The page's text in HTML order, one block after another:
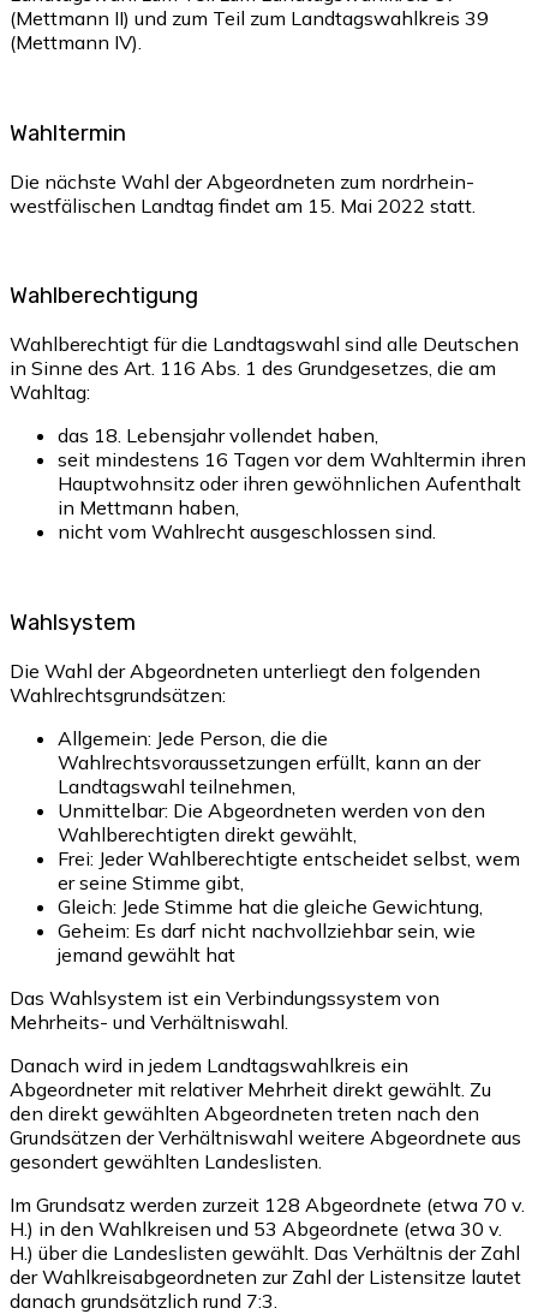
(Mettmann II) und zum Teil zum Landtagswahlkreis 39
(Mettmann IV).
Wahltermin
Die nächste Wahl der Abgeordneten zum nordrhein-
westfälischen Landtag findet am 15. Mai 2022 statt.
Wahlberechtigung
Wahlberechtigt für die Landtagswahl sind alle Deutschen
in Sinne des Art. 116 Abs. 1 des Grundgesetzes, die am
Wahltag:
das 18. Lebensjahr vollendet haben,
seit mindestens 16 Tagen vor dem Wahltermin ihren
Hauptwohnsitz oder ihren gewöhnlichen Aufenthalt
in Mettmann haben,
nicht vom Wahlrecht ausgeschlossen sind.
Wahlsystem
Die Wahl der Abgeordneten unterliegt den folgenden
Wahlrechtsgrundsätzen:
Allgemein: Jede Person, die die
Wahlrechtsvoraussetzungen erfüllt, kann an der
Landtagswahl teilnehmen,
Unmittelbar: Die Abgeordneten werden von den
Wahlberechtigten direkt gewählt,
Frei: Jeder Wahlberechtigte entscheidet selbst, wem
er seine Stimme gibt,
Gleich: Jede Stimme hat die gleiche Gewichtung,
Geheim: Es darf nicht nachvollziehbar sein, wie
jemand gewählt hat
Das Wahlsystem ist ein Verbindungssystem von
Mehrheits- und Verhältniswahl.
Danach wird in jedem Landtagswahlkreis ein
Abgeordneter mit relativer Mehrheit direkt gewählt. Zu
den direkt gewählten Abgeordneten treten nach den
Grundsätzen der Verhältniswahl weitere Abgeordnete aus
gesondert gewählten Landeslisten.
Im Grundsatz werden zurzeit 128 Abgeordnete (etwa 70 v.
H.) in den Wahlkreisen und 53 Abgeordnete (etwa 30 v.
H.) über die Landeslisten gewählt. Das Verhältnis der Zahl
der Wahlkreisabgeordneten zur Zahl der Listensitze lautet
danach grundsätzlich rund 7:3.